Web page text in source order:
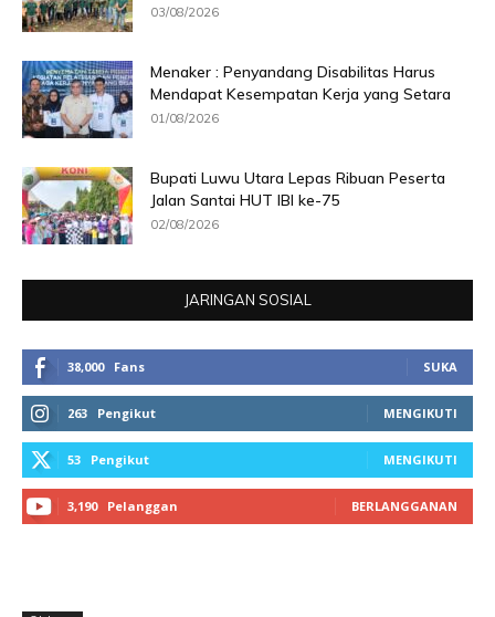
03/08/2026
Menaker : Penyandang Disabilitas Harus
Mendapat Kesempatan Kerja yang Setara
01/08/2026
Bupati Luwu Utara Lepas Ribuan Peserta
Jalan Santai HUT IBI ke-75
02/08/2026
JARINGAN SOSIAL
38,000 Fans SUKA
263 Pengikut MENGIKUTI
53 Pengikut MENGIKUTI
3,190 Pelanggan BERLANGGANAN